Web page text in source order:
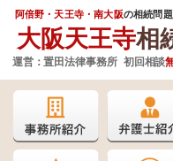
阿倍野・天王寺・南大阪の相続問
大阪天王寺相
運営：置田法律事務所 初回相談